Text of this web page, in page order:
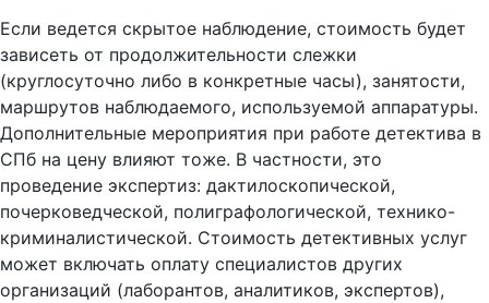
Если ведется скрытое наблюдение, стоимость будет
зависеть от продолжительности слежки
(круглосуточно либо в конкретные часы), занятости,
маршрутов наблюдаемого, используемой аппаратуры.
Дополнительные мероприятия при работе детектива в
СПб на цену влияют тоже. В частности, это
проведение экспертиз: дактилоскопической,
почерковедческой, полиграфологической, технико-
криминалистической. Стоимость детективных услуг
может включать оплату специалистов других
организаций (лаборантов, аналитиков, экспертов),